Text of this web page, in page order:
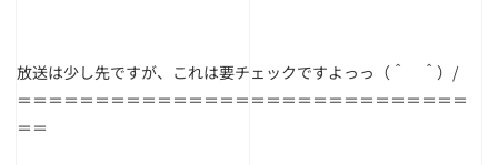
放送は少し先ですが、これは要チェックですよっっ（＾ ＾）/
＝＝＝＝＝＝＝＝＝＝＝＝＝＝＝＝＝＝＝＝＝＝＝＝＝＝＝＝＝
＝＝